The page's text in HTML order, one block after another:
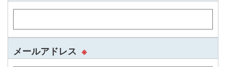
メールアドレス ※